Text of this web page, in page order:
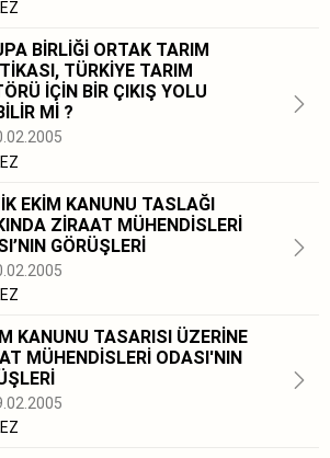
BİRLİĞİ ORTAK TARIM
TÜRKİYE TARIM
İÇİN BİR ÇIKIŞ YOLU
Mİ ?
EKİM KANUNU TASLAĞI
ZİRAAT MÜHENDİSLERİ
GÖRÜŞLERİ
KANUNU TASARISI ÜZERİNE
MÜHENDİSLERİ ODASI'NIN